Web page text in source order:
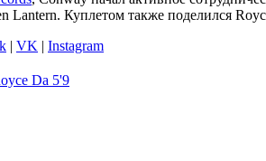
Lantern. Куплетом также поделился
| VK | Instagram
Da 5'9